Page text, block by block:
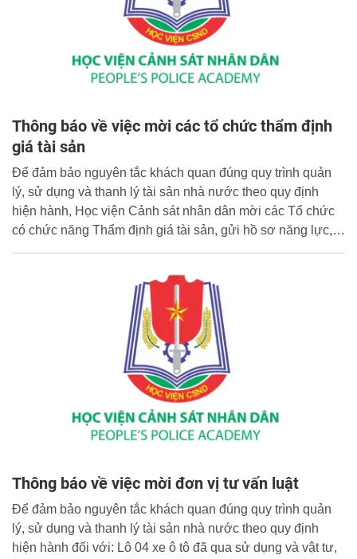
Thông báo về việc mời các tổ chức thẩm định
giá tài sản
Để đảm bảo nguyên tắc khách quan đúng quy trình quản
lý, sử dụng và thanh lý tài sản nhà nước theo quy định
hiện hành, Học viện Cảnh sát nhân dân mời các Tổ chức
có chức năng Thẩm định giá tài sản, gửi hồ sơ năng lực,
Thông báo về việc mời đơn vị tư vấn luật
Để đảm bảo nguyên tắc khách quan đúng quy trình quản
lý, sử dụng và thanh lý tài sản nhà nước theo quy định
hiện hành đối với: Lô 04 xe ô tô đã qua sử dụng và vật tư,